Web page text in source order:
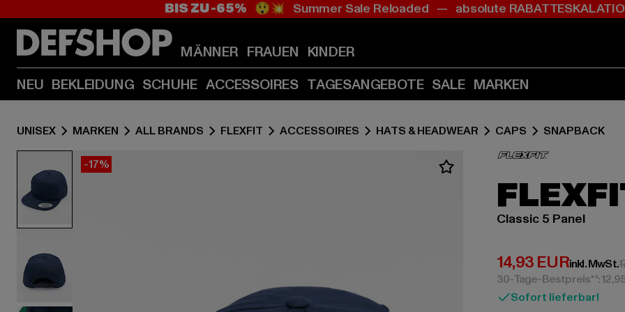
Zum
(Enter
drücken)
Zum
(Enter
drücken)
BIS ZU -65% 😲💥 Summer Sale Reloaded — absolute
MÄNNER FRAUEN KINDER
NEU BEKLEIDUNG SCHUHE ACCESSOIRES TAGESANGEBOTE SALE MARKEN
UNISEX MARKEN ALL BRANDS FLEXFIT ACCESSOIRES HATS & HEADWEAR CAPS SNAPBACK
-17%
Classic 5 Panel
14,93 EUR
Derzeitiger Preis:
inkl. MwSt.
30-Tage-Bestpreis**:
Sofort lieferbar!